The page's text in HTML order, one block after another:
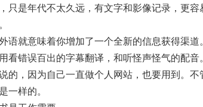
只是年代不太久远，有文字和影像记录，更
语就意味着你增加了一个全新的信息获得渠
看错误百出的字幕翻译，和听怪声怪气的配音。
的，因为自己一直做个人网站，也要用到。
一样的。